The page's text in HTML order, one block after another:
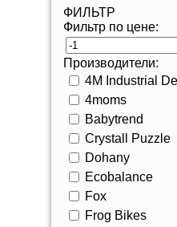
ФИЛЬТР
Фильтр по цене:
Производители:
4M Industrial
4moms
Babytrend
Crystall Puzzle
Dohany
Ecobalance
Fox
Frog Bikes